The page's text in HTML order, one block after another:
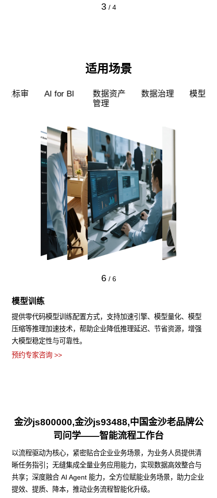
3 / 4
适用场景
AI for BI
数据资产
数据治理 模型训练
6 / 6
模型训练
提供零代码模型训练配置方式，支持加速引擎、模型量化、模型
压缩等推理加速技术，帮助企业降低推理延迟、节省资源，增强
大模型稳定性与可靠性。
预约专家咨询 >>
金沙js800000,金沙js93488,中国金沙老品牌公
司问学——智能流程工作台
以流程驱动为核心，紧密贴合企业业务场景，为业务人员提供清
晰任务指引；无缝集成全量业务应用能力，实现数据高效整合与
共享；深度融合 AI Agent 能力，全方位赋能业务场景，助力企业
提效、提质、降本，推动业务流程智能化升级。